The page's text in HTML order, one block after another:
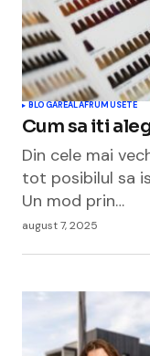
BLOGAREALAFRUMUSETE
Cum sa iti
Din cele mai
tot posibilul sa
Un mod prin…
august 7, 2025